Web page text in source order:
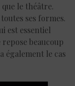
le théâtre.
ses formes.
est essentiel
beaucoup
également le cas